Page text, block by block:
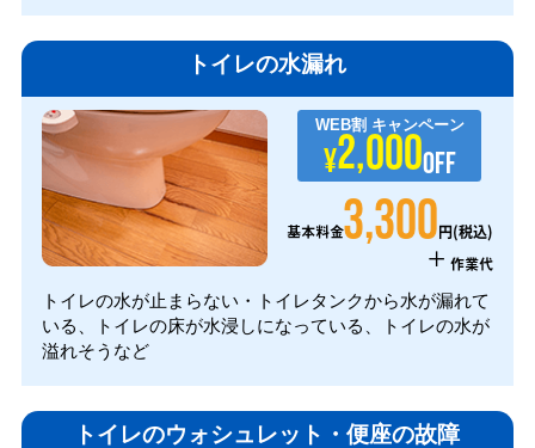
トイレの水漏れ
WEB割 キャンペーン
¥2,000OFF
基本料金3,300円(税込)
+ 作業代
トイレの水が止まらない・トイレタンクから水が漏れて
いる、トイレの床が水浸しになっている、トイレの水が
溢れそうなど
トイレのウォシュレット・便座の故障